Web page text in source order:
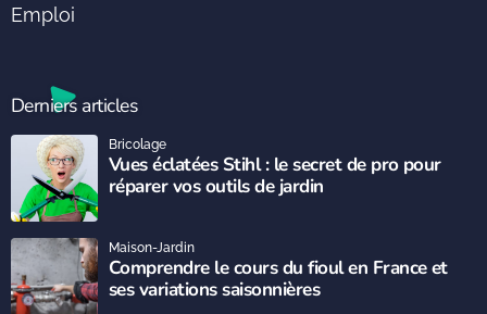
Emploi
Derniers articles
Vues éclatées Stihl : le secret de pro pour
réparer vos outils de jardin
Bricolage
Comprendre le cours du fioul en France et
ses variations saisonnières
Maison-Jardin